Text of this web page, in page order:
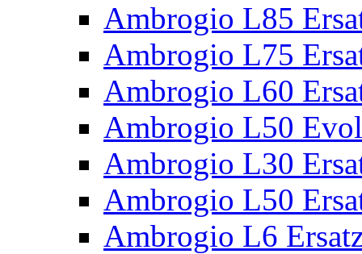
Ambrogio L85
Ambrogio L75
Ambrogio L60
Ambrogio L50
Ambrogio L30
Ambrogio L50
Ambrogio L6